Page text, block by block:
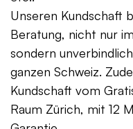
Unseren Kundschaft
Beratung, nicht nur
sondern
ganzen Schweiz.
Kundschaft vom
Raum Zürich, mit 12